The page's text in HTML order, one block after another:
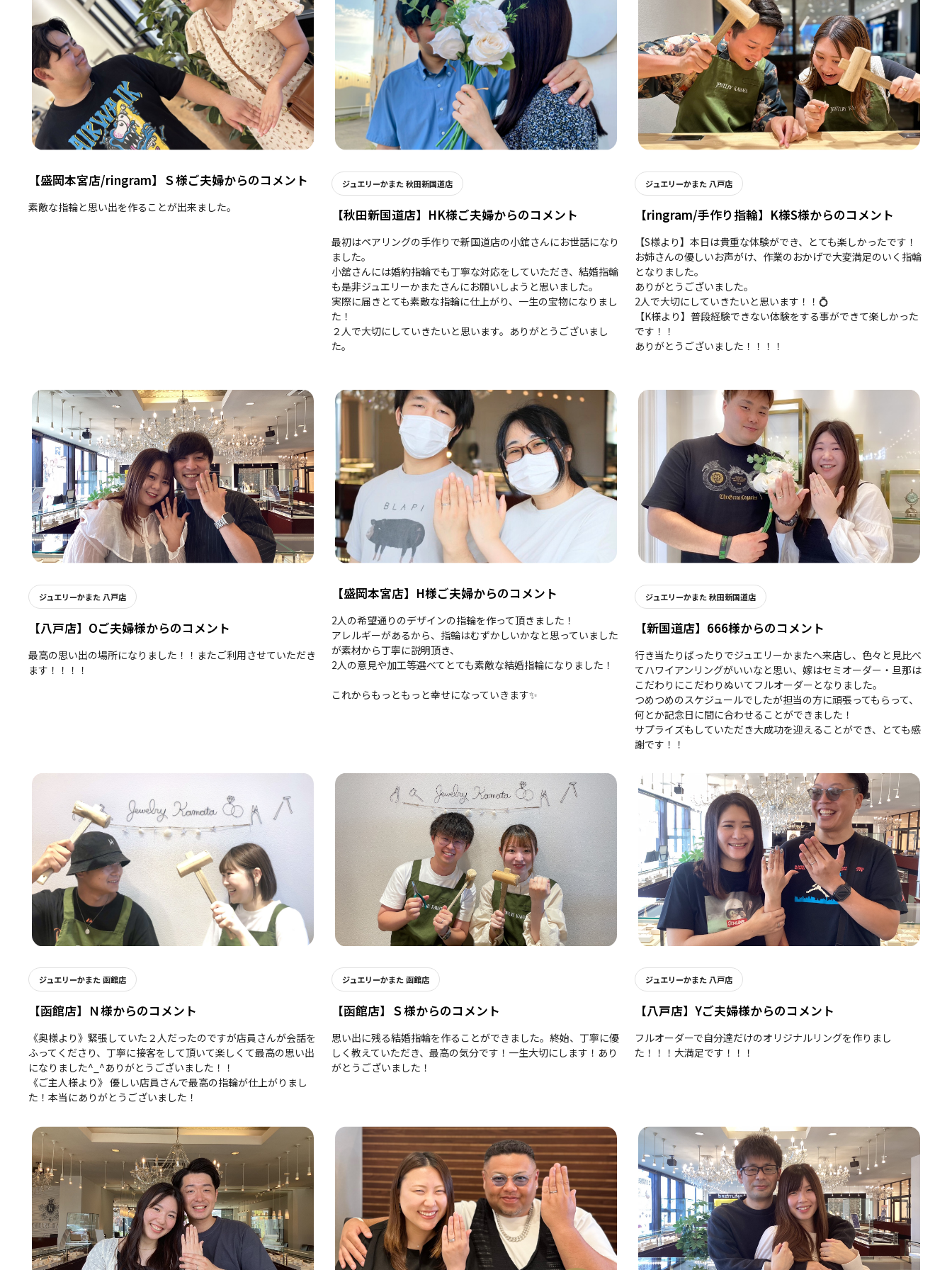
【盛岡本宮店/ringram】Ｓ様ご夫婦からのコメント
素敵な指輪と思い出を作ることが出来ました。
ジュエリーかまた 秋田新国道店
【秋田新国道店】HK様ご夫婦からのコメント
最初はペアリングの手作りで新国道店の小舘さんにお世話になり
ました。
小舘さんには婚約指輪でも丁寧な対応をしていただき、結婚指輪
も是非ジュエリーかまたさんにお願いしようと思いました。
実際に届きとても素敵な指輪に仕上がり、一生の宝物になりまし
た！
２人で大切にしていきたいと思います。ありがとうございまし
た。
ジュエリーかまた 八戸店
【ringram/手作り指輪】K様S様からのコメント
【S様より】本日は貴重な体験ができ、とても楽しかったです！
お姉さんの優しいお声がけ、作業のおかげで大変満足のいく指輪
となりました。
ありがとうございました。
2人で大切にしていきたいと思います！！💍
【K様より】普段経験できない体験をする事ができて楽しかった
です！！
ありがとうございました！！！！
ジュエリーかまた 八戸店
【八戸店】Oご夫婦様からのコメント
最高の思い出の場所になりました！！またご利用させていただき
ます！！！！
【盛岡本宮店】H様ご夫婦からのコメント
2人の希望通りのデザインの指輪を作って頂きました！
アレルギーがあるから、指輪はむずかしいかなと思っていました
が素材から丁寧に説明頂き、
2人の意見や加工等選べてとても素敵な結婚指輪になりました！
これからもっともっと幸せになっていきます✨
ジュエリーかまた 秋田新国道店
【新国道店】666様からのコメント
行き当たりばったりでジュエリーかまたへ来店し、色々と見比べ
てハワイアンリングがいいなと思い、嫁はセミオーダー・旦那は
こだわりにこだわりぬいてフルオーダーとなりました。
つめつめのスケジュールでしたが担当の方に頑張ってもらって、
何とか記念日に間に合わせることができました！
サプライズもしていただき大成功を迎えることができ、とても感
謝です！！
ジュエリーかまた 函館店
【函館店】Ｎ様からのコメント
《奥様より》緊張していた２人だったのですが店員さんが会話を
ふってくださり、丁寧に接客をして頂いて楽しくて最高の思い出
になりました^_^ありがとうございました！！
《ご主人様より》 優しい店員さんで最高の指輪が仕上がりまし
た！本当にありがとうございました！
ジュエリーかまた 函館店
【函館店】Ｓ様からのコメント
思い出に残る結婚指輪を作ることができました。終始、丁寧に優
しく教えていただき、最高の気分です！一生大切にします！あり
がとうございました！
ジュエリーかまた 八戸店
【八戸店】Yご夫婦様からのコメント
フルオーダーで自分達だけのオリジナルリングを作りまし
た！！！大満足です！！！